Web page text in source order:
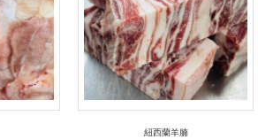
紐西蘭羊腩